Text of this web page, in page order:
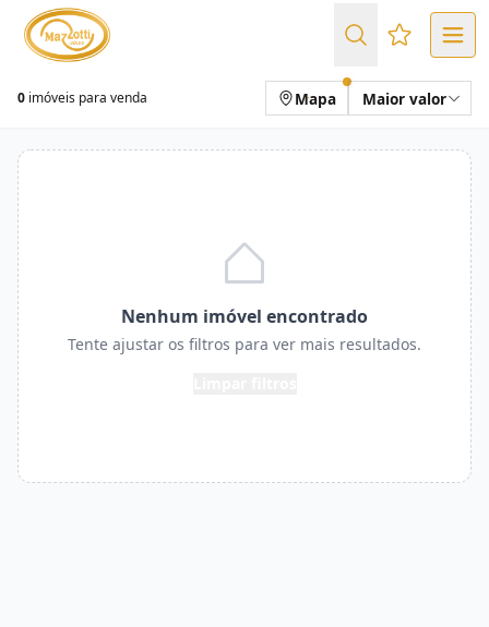
Favoritos
0 imóveis para venda Mapa Maior valor
Nenhum imóvel encontrado
Tente ajustar os filtros para ver mais resultados.